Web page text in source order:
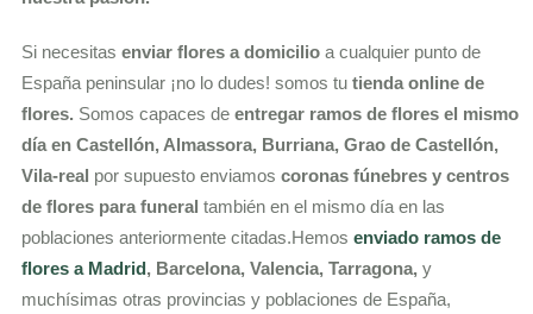
Si necesitasenviar flores a domicilio a cualquier punto de
España peninsular ¡no lo dudes! somos tutienda online de
flores. Somos capaces deentregar ramos de flores el mismo
día en Castellón, Almassora, Burriana, Grao de Castellón,
Vila-real por supuesto enviamoscoronas fúnebres y centros
de flores para funeral también en el mismo día en las
poblaciones anteriormente citadas.Hemosenviado ramos de
flores a Madrid, Barcelona, Valencia, Tarragona,y
muchísimas otras provincias y poblaciones de España,